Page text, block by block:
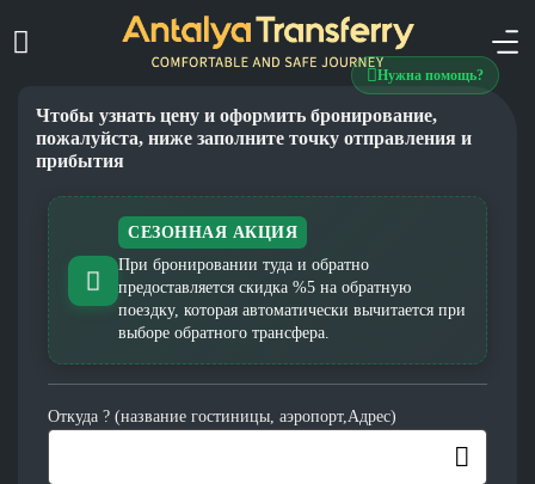
Нужна помощь?
Чтобы узнать цену и оформить бронирование,
пожалуйста, ниже заполните точку отправления и
прибытия
СЕЗОННАЯ АКЦИЯ
При бронировании туда и обратно
предоставляется скидка %5 на обратную
поездку, которая автоматически вычитается при
выборе обратного трансфера.
Откуда ? (название гостиницы, аэропорт,Адрес)